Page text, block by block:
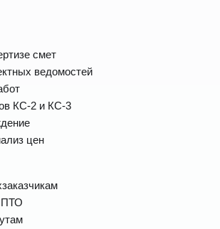
смет
ведомостей
КС-2 и КС-3
цен
ПТО